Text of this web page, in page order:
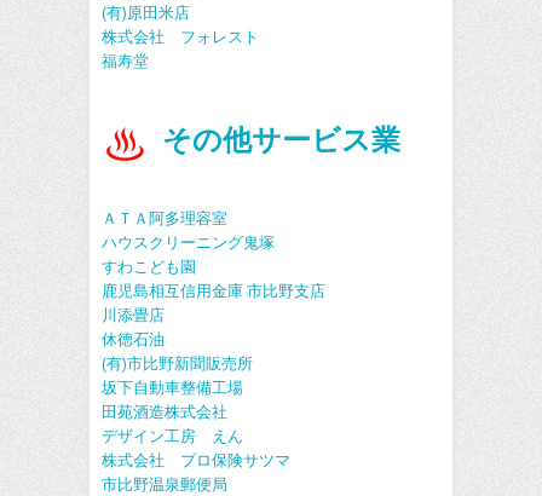
(有)原田米店
株式会社 フォレスト
福寿堂
その他サービス業
ＡＴＡ阿多理容室
ハウスクリーニング鬼塚
すわこども園
鹿児島相互信用金庫 市比野支店
川添畳店
休徳石油
(有)市比野新聞販売所
坂下自動車整備工場
田苑酒造株式会社
デザイン工房 えん
株式会社 プロ保険サツマ
市比野温泉郵便局